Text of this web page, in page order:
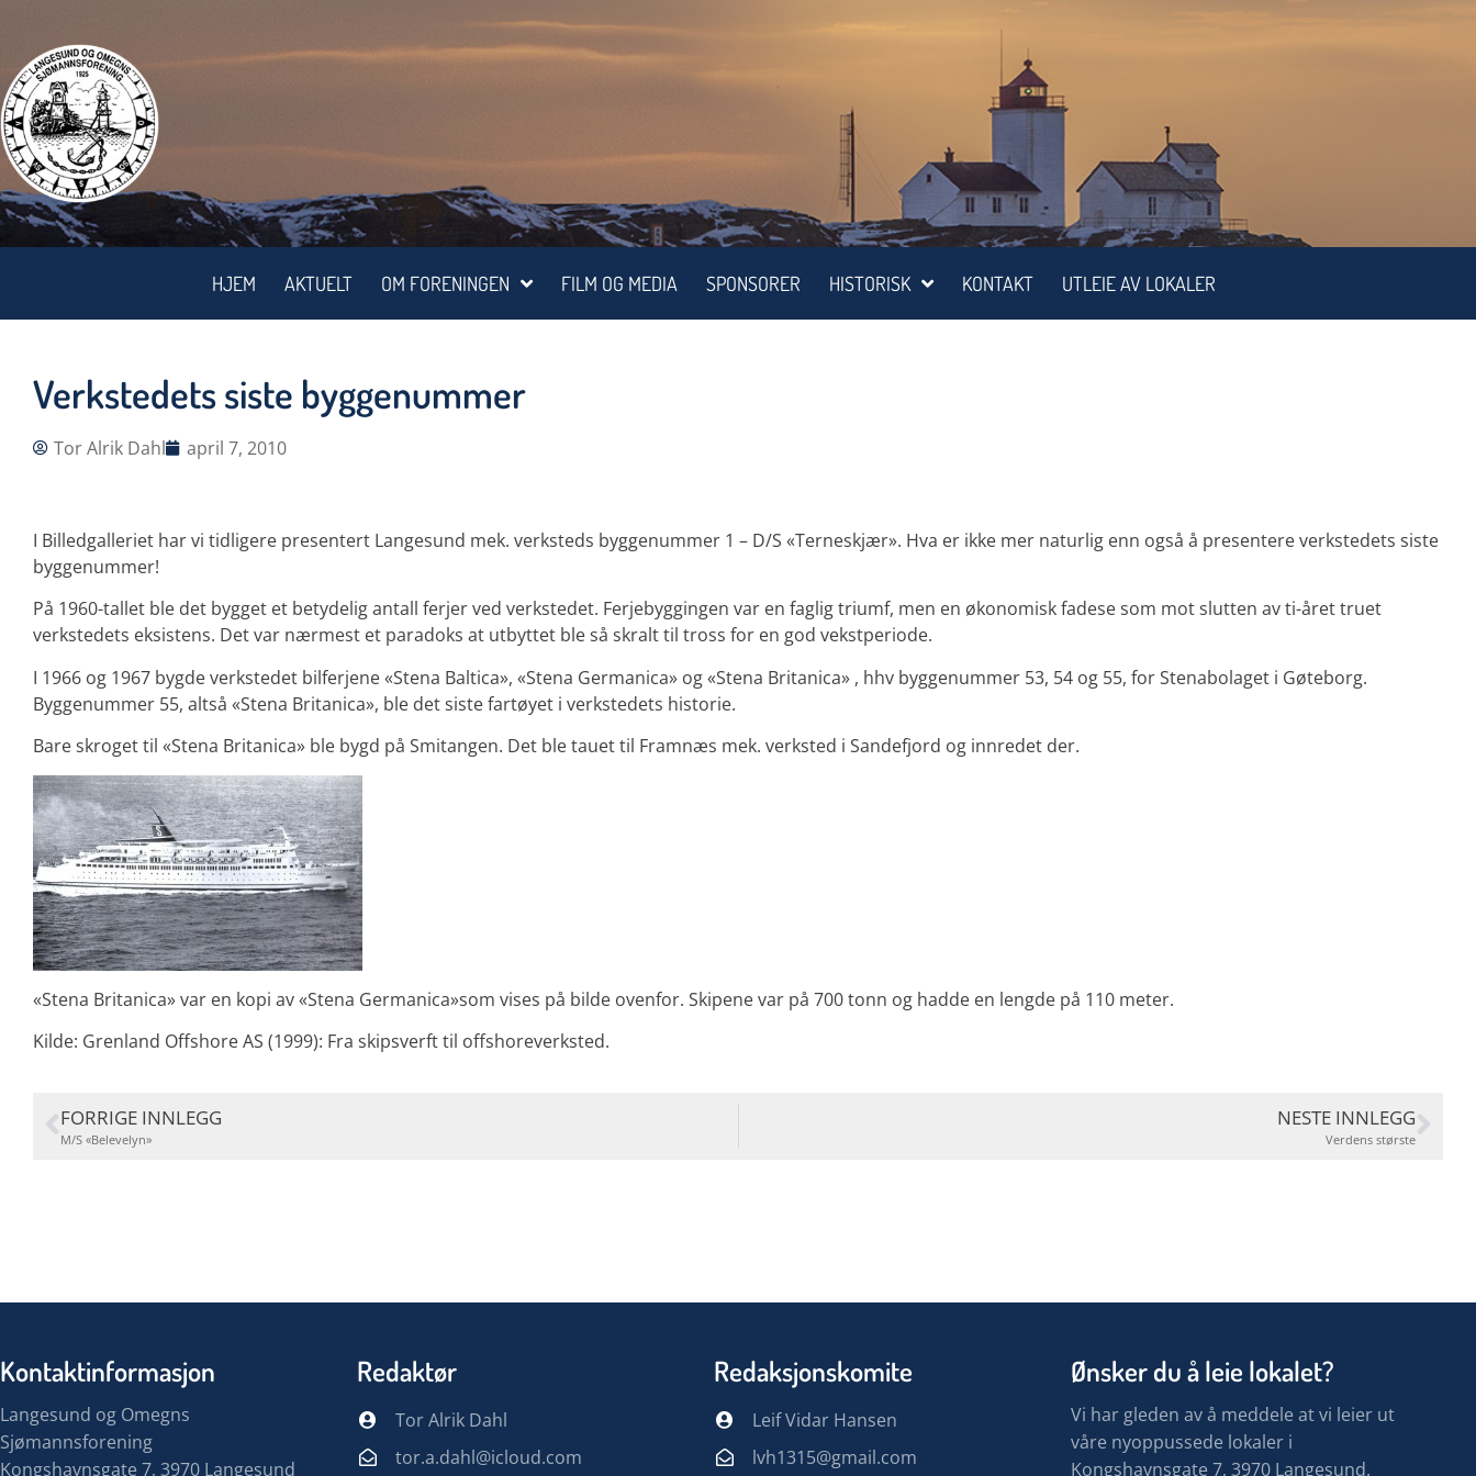
HJEM AKTUELT OM FORENINGEN FILM OG MEDIA SPONSORER HISTORISK KONTAKT UTLEIE AV LOKALER
Verkstedets siste byggenummer
Tor Alrik Dahl april 7, 2010
I Billedgalleriet har vi tidligere presentert Langesund mek. verksteds byggenummer 1 – D/S «Terneskjær». Hva er ikke mer naturlig enn også å presentere verkstedets siste
byggenummer!
På 1960-tallet ble det bygget et betydelig antall ferjer ved verkstedet. Ferjebyggingen var en faglig triumf, men en økonomisk fadese som mot slutten av ti-året truet
verkstedets eksistens. Det var nærmest et paradoks at utbyttet ble så skralt til tross for en god vekstperiode.
I 1966 og 1967 bygde verkstedet bilferjene «Stena Baltica», «Stena Germanica» og «Stena Britanica» , hhv byggenummer 53, 54 og 55, for Stenabolaget i Gøteborg.
Byggenummer 55, altså «Stena Britanica», ble det siste fartøyet i verkstedets historie.
Bare skroget til «Stena Britanica» ble bygd på Smitangen. Det ble tauet til Framnæs mek. verksted i Sandefjord og innredet der.
«Stena Britanica» var en kopi av «Stena Germanica»som vises på bilde ovenfor. Skipene var på 700 tonn og hadde en lengde på 110 meter.
Kilde: Grenland Offshore AS (1999): Fra skipsverft til offshoreverksted.
FORRIGE INNLEGG
M/S «Belevelyn»
NESTE INNLEGG
Verdens største
Kontaktinformasjon
Langesund og Omegns
Sjømannsforening
Kongshavnsgate 7, 3970 Langesund
Redaktør
Tor Alrik Dahl
tor.a.dahl@icloud.com
Redaksjonskomite
Leif Vidar Hansen
lvh1315@gmail.com
Ønsker du å leie lokalet?
Vi har gleden av å meddele at vi leier ut
våre nyoppussede lokaler i
Kongshavnsgate 7, 3970 Langesund.